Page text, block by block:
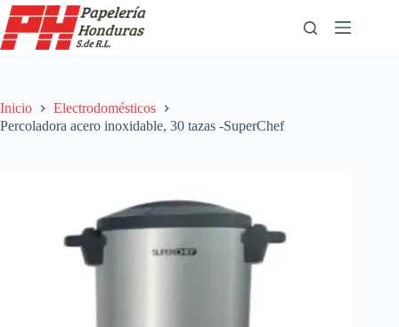
Saltar
al
contenido
Inicio
Electrodomésticos
Percoladora acero inoxidable, 30 tazas -SuperChef